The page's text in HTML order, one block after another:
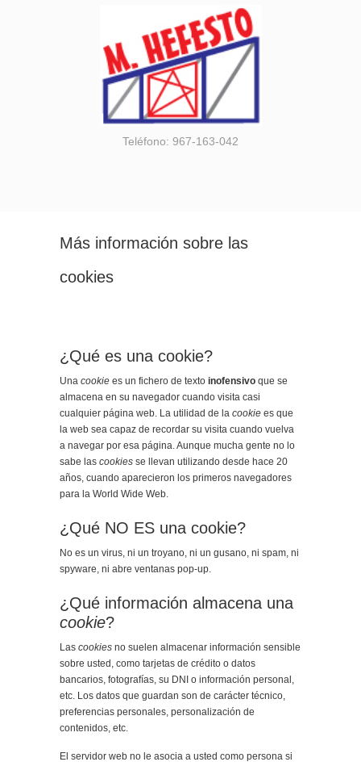
Teléfono: 967-163-042
Más información sobre las
cookies
¿Qué es una cookie?
Una cookie es un fichero de texto inofensivo que se
almacena en su navegador cuando visita casi
cualquier página web. La utilidad de la cookie es que
la web sea capaz de recordar su visita cuando vuelva
a navegar por esa página. Aunque mucha gente no lo
sabe las cookies se llevan utilizando desde hace 20
años, cuando aparecieron los primeros navegadores
para la World Wide Web.
¿Qué NO ES una cookie?
No es un virus, ni un troyano, ni un gusano, ni spam, ni
spyware, ni abre ventanas pop-up.
¿Qué información almacena una
cookie?
Las cookies no suelen almacenar información sensible
sobre usted, como tarjetas de crédito o datos
bancarios, fotografías, su DNI o información personal,
etc. Los datos que guardan son de carácter técnico,
preferencias personales, personalización de
contenidos, etc.
El servidor web no le asocia a usted como persona si